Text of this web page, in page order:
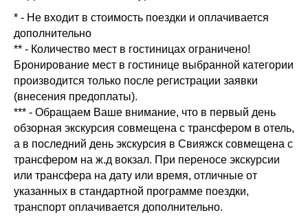
* - Не входит в стоимость поездки и оплачивается
дополнительно
** - Количество мест в гостиницах ограничено!
Бронирование мест в гостинице выбранной категории
производится только после регистрации заявки
(внесения предоплаты).
*** - Обращаем Ваше внимание, что в первый день
обзорная экскурсия совмещена с трансфером в отель,
а в последний день экскурсия в Свияжск совмещена с
трансфером на ж.д вокзал. При переносе экскурсии
или трансфера на дату или время, отличные от
указанных в стандартной программе поездки,
транспорт оплачивается дополнительно.